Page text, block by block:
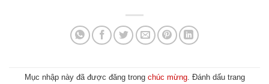
Mục nhập này đã được đăng trong chúc mừng. Đánh dấu trang